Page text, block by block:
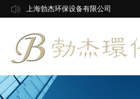
上海勃杰环保设备有限公司